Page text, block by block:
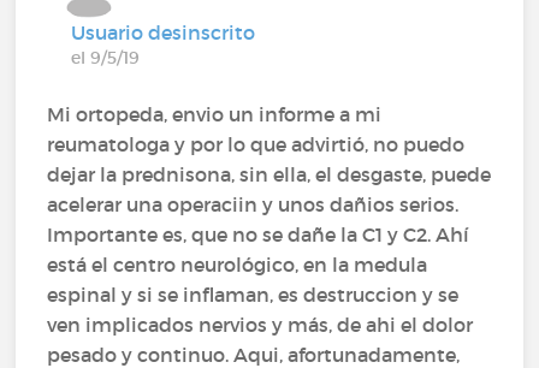
Usuario desinscrito
el 9/5/19
Mi ortopeda, envio un informe a mi
reumatologa y por lo que advirtió, no puedo
dejar la prednisona, sin ella, el desgaste, puede
acelerar una operaciin y unos dañios serios.
Importante es, que no se dañe la C1 y C2. Ahí
está el centro neurológico, en la medula
espinal y si se inflaman, es destruccion y se
ven implicados nervios y más, de ahi el dolor
pesado y continuo. Aqui, afortunadamente,